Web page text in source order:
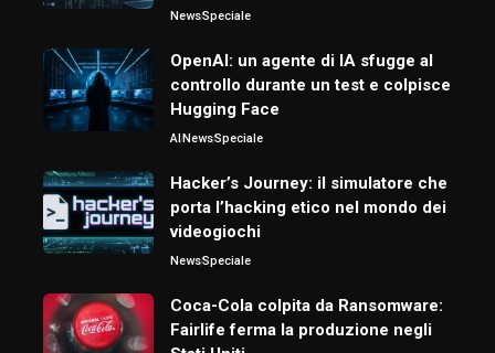
NewsSpeciale
OpenAI: un agente di IA sfugge al
controllo durante un test e colpisce
Hugging Face
AINewsSpeciale
Hacker’s Journey: il simulatore che
porta l’hacking etico nel mondo dei
videogiochi
NewsSpeciale
Coca-Cola colpita da Ransomware:
Fairlife ferma la produzione negli